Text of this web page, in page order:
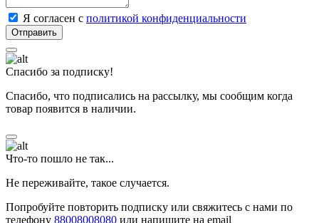
Я согласен с политикой конфиденциальности
Спасибо за подписку!
Спасибо, что подписались на рассылку, мы сообщим когда
товар появится в наличии.
Что-то пошло не так...
Не переживайте, такое случается.
Попробуйте повторить подписку или свяжитесь с нами по
телефону 88008008080 или напишите на email